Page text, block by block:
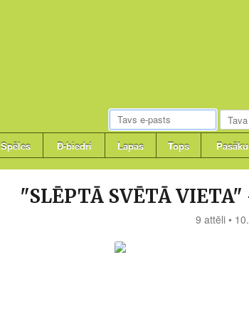
Spēles D-biedri Lapas Tops
"SLĒPTĀ SVĒTĀ
9 attēli •